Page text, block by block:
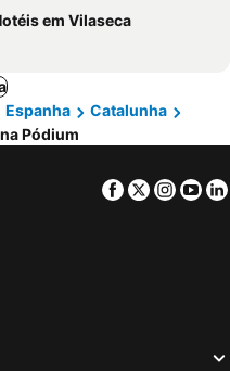
em Vilaseca
Espanha
Catalunha
Pódium
Facebook
Twitter